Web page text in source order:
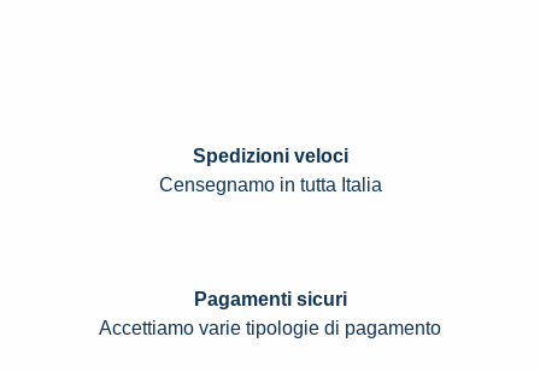
Spedizioni veloci
Censegnamo in tutta Italia
Pagamenti sicuri
Accettiamo varie tipologie di pagamento